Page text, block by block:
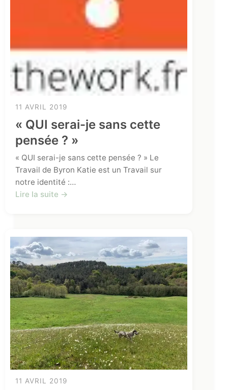
11 AVRIL 2019
« QUI serai-je sans cette
pensée ? »
« QUI serai-je sans cette pensée ? » Le
Travail de Byron Katie est un Travail sur
notre identité :…
Lire la suite →
11 AVRIL 2019